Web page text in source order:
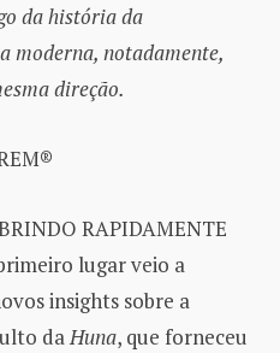
da história da
moderna, notadamente,
direção.
RAPIDAMENTE
lugar veio a
insights sobre a
daHuna, que forneceu